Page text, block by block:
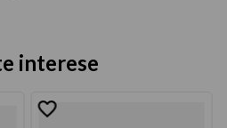
interese